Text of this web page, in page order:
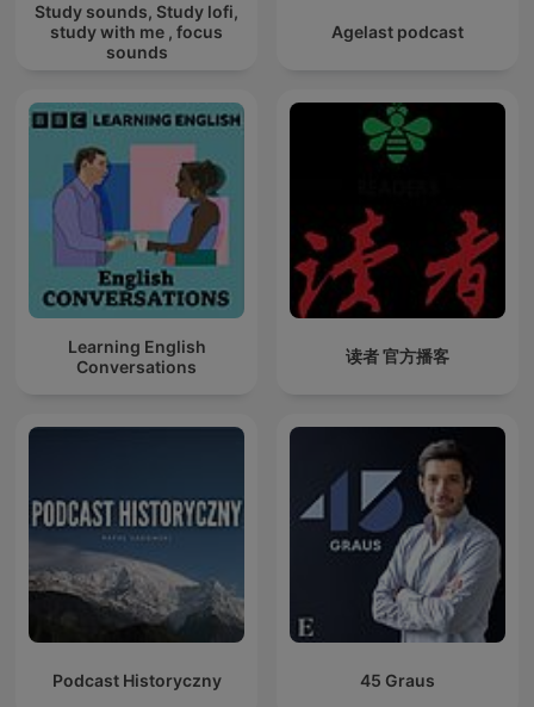
Study sounds, Study lofi,
study with me , focus
sounds
Agelast podcast
Learning English
Conversations
读者 官方播客
Podcast Historyczny 45 Graus